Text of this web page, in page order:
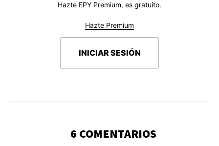
Hazte EPY Premium, es gratuito.
Hazte Premium
INICIAR SESIÓN
6 COMENTARIOS